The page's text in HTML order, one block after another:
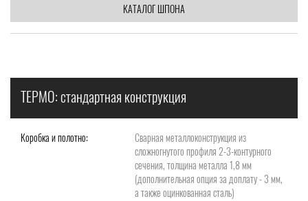
КАТАЛОГ ШПОНА
ТЕРМО: стандартная конструкция
Коробка и полотно:
Сварная металлоконструкция из
сложногнутого профиля 2-3-контурного
сечения, толщина металла 1,8 мм
(дополнительная опция за доплату - 3 мм,
а также оцинкованная сталь)